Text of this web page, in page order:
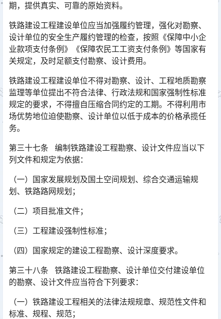
期，提供真实、可靠的原始资料。
铁路建设工程建设单位应当加强履约管理，强化对勘察、
设计单位的安全生产履约管理的检查，按照《保障中小企
业款项支付条例》《保障农民工工资支付条例》等国家有
关规定，及时足额支付勘察、设计费用。󠅅󠅃󠄵󠅂󠄪󠇖󠆨󠆨󠇕󠆞󠆒󠅬󠇘󠆭󠆘󠇙󠆝󠅵󠇗󠆭󠆁󠄐󠇗󠅹󠅸󠇖󠆍󠅳󠇖󠅹󠅰󠇖󠆌󠅹
铁路建设工程建设单位不得对勘察、设计、工程地质勘察
监理等单位提出不符合法律、行政法规和国家强制性标准
规定的要求，不得擅自压缩合同约定的工期。不得利用市
场优势地位迫使勘察、设计单位以低于成本的价格承揽任
务。󠅅󠅃󠄵󠅂󠄪󠇖󠆨󠆨󠇕󠆞󠆒󠅬󠇘󠆭󠆘󠇙󠆝󠅵󠇗󠆭󠆁󠄐󠇗󠅹󠅸󠇖󠆍󠅳󠇖󠅹󠅰󠇖󠆌󠅹
第三十七条 编制铁路建设工程勘察、设计文件应当以下
列文件和规定为依据：
（一）国家发展规划及国土空间规划、综合交通运输规
划、铁路路网规划；
（二）项目批准文件；
（三）工程建设强制性标准；
（四）国家规定的建设工程勘察、设计深度要求。
第三十八条 铁路建设工程勘察、设计单位交付建设单位
的勘察、设计文件应当符合下列要求：
（一）铁路建设工程相关的法律法规规章、规范性文件和
标准、规程、规范；